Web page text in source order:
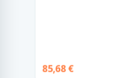
85,68 €